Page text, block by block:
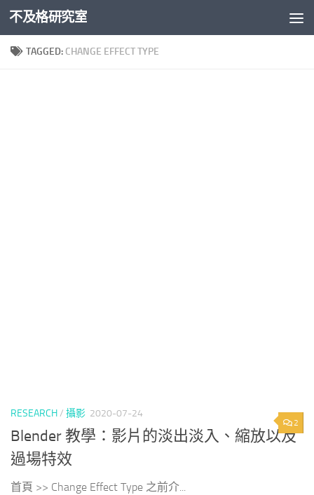
Skip to content
不及格研究室
TAGGED: CHANGE EFFECT TYPE
2
RESEARCH/ 攝影 2020-07-24
Blender 教學：影片的淡出淡入、縮放以及
過場特效
首頁 >> Change Effect Type 之前介...